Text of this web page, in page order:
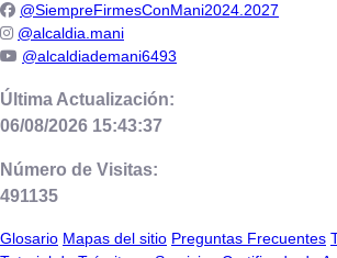
@SiempreFirmesConMani2024.2027
@alcaldia.mani
@alcaldiademani6493
Última Actualización:
06/08/2026 15:43:37
Número de Visitas:
491135
Glosario Mapas del sitio Preguntas Frecuentes